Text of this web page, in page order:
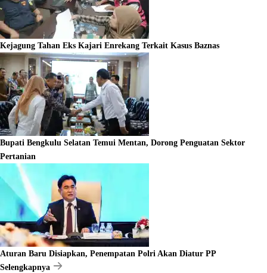
Kejagung Tahan Eks Kajari Enrekang Terkait Kasus Baznas
Bupati Bengkulu Selatan Temui Mentan, Dorong Penguatan Sektor
Pertanian
Aturan Baru Disiapkan, Penempatan Polri Akan Diatur PP
Selengkapnya